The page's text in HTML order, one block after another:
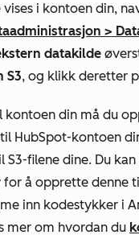
vises i kontoen din,
>
datakilde
S3, og klikk deretter
kontoen din må du
HubSpot-kontoen
filene dine. Du
å opprette denne
inn kodestykker i
mer om hvordan du